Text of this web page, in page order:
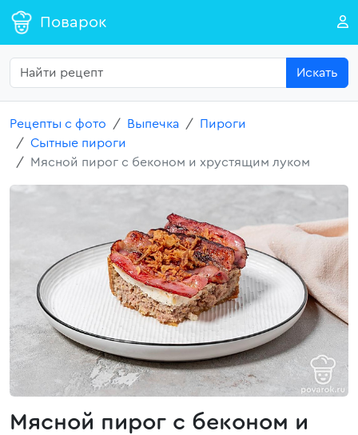
Поварок
Искать
Рецепты с фото Выпечка
Пироги
Сытные пироги
Мясной пирог с беконом и хрустящим луком
Мясной пирог с беконом и